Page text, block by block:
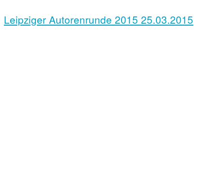
Leipziger Autorenrunde 2015 25.03.2015